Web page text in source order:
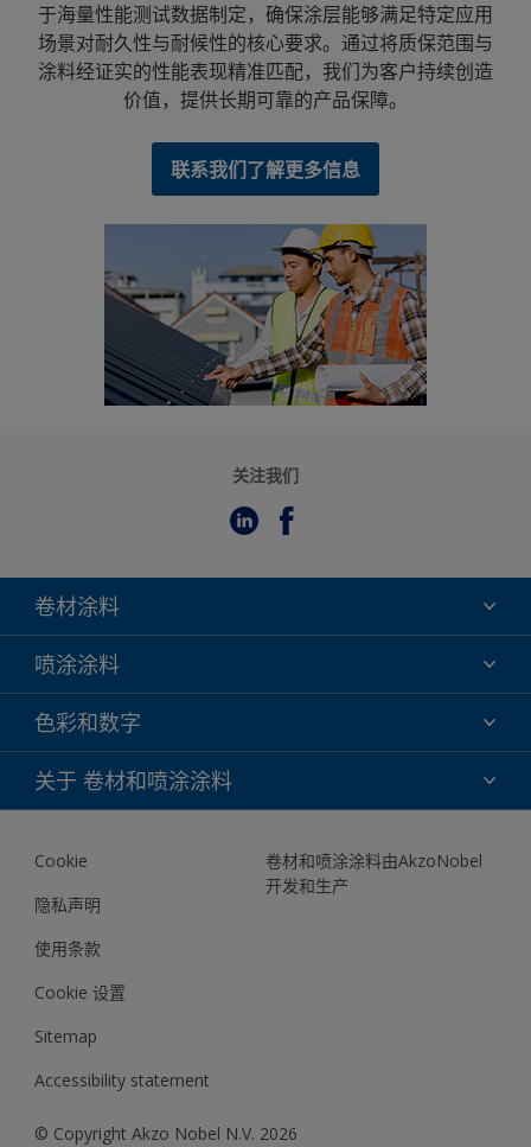
于海量性能测试数据制定，确保涂层能够满足特定应用
场景对耐久性与耐候性的核心要求。通过将质保范围与
涂料经证实的性能表现精准匹配，我们为客户持续创造
价值，提供长期可靠的产品保障。
联系我们了解更多信息
关注我们
卷材涂料
氟碳
环氧
聚酯
喷涂涂料
氟碳
TRINAR
TRINAR TRI-ESCENT II
色彩和数字
色彩选择
色彩库
关于 卷材和喷涂涂料
文档
联系我们
News
Cookie
隐私声明
使用条款
Cookie 设置
Sitemap
Accessibility statement
卷材和喷涂涂料由AkzoNobel
开发和生产
© Copyright Akzo Nobel N.V. 2026